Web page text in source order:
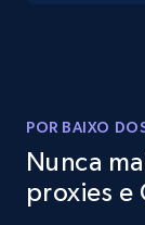
more.
13.2K+
POR BAIXO
Nunca
proxies e